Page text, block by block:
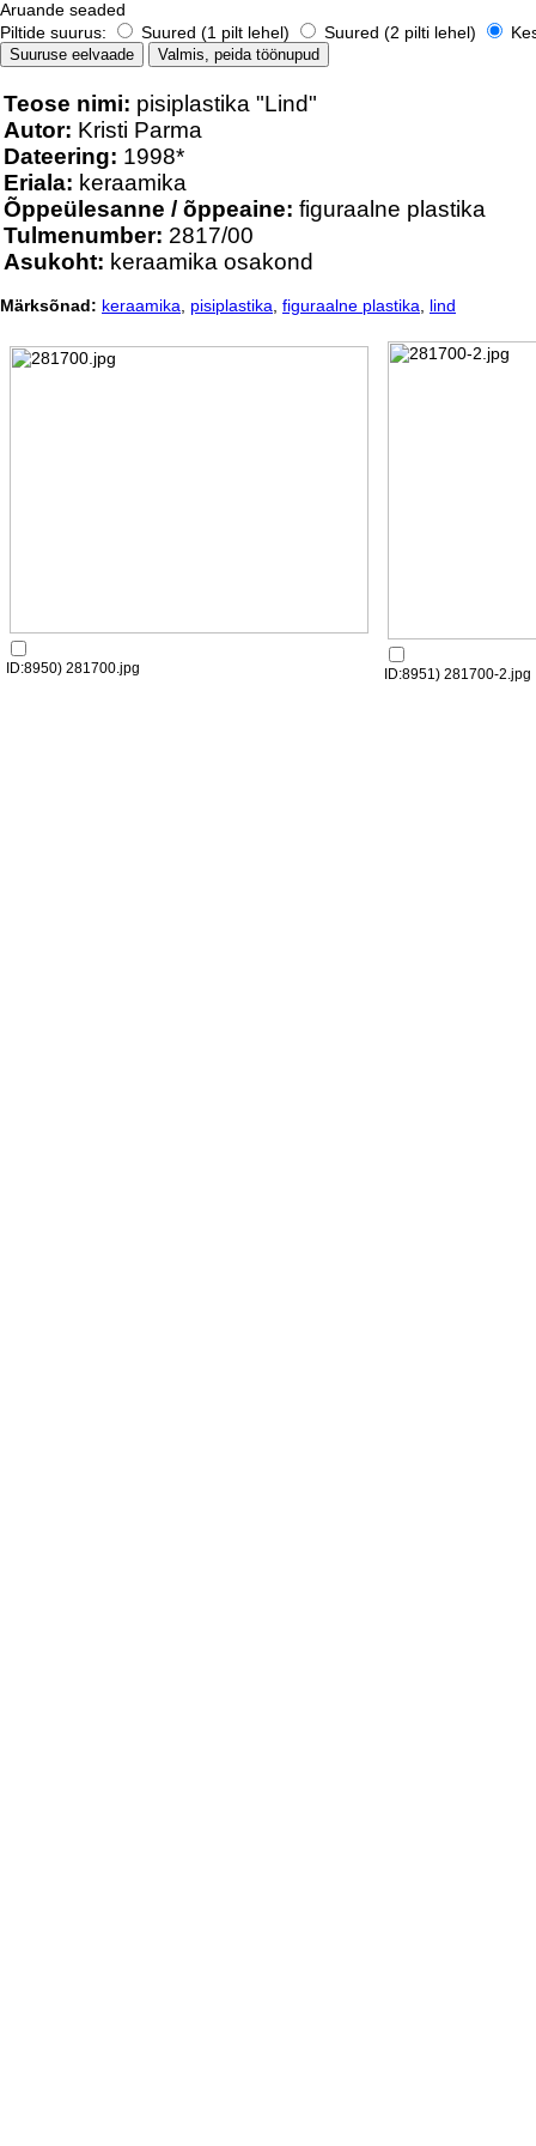
Aruande seaded
Piltide suurus:
Suured (1 pilt lehel) Suured (2 pilti lehel)
Teose nimi: pisiplastika "Lind"
Autor: Kristi Parma
Dateering: 1998*
Eriala: keraamika
Õppeülesanne / õppeaine: figuraalne plastika
Tulmenumber: 2817/00
Asukoht: keraamika osakond
Märksõnad: keraamika pisiplastika figuraalne plastika lind
ID:8950) 281700.jpg ID:8951) 281700-2.jpg